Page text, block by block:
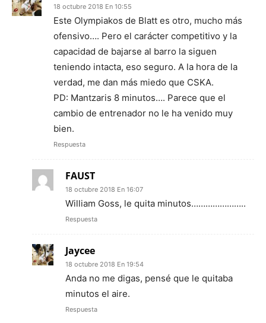
18 octubre 2018 En 10:55
Este Olympiakos de Blatt es otro, mucho más
ofensivo…. Pero el carácter competitivo y la
capacidad de bajarse al barro la siguen
teniendo intacta, eso seguro. A la hora de la
verdad, me dan más miedo que CSKA.
PD: Mantzaris 8 minutos…. Parece que el
cambio de entrenador no le ha venido muy
bien.
Respuesta
FAUST
18 octubre 2018 En 16:07
William Goss, le quita minutos…………………..
Respuesta
Jaycee
18 octubre 2018 En 19:54
Anda no me digas, pensé que le quitaba
minutos el aire.
Respuesta